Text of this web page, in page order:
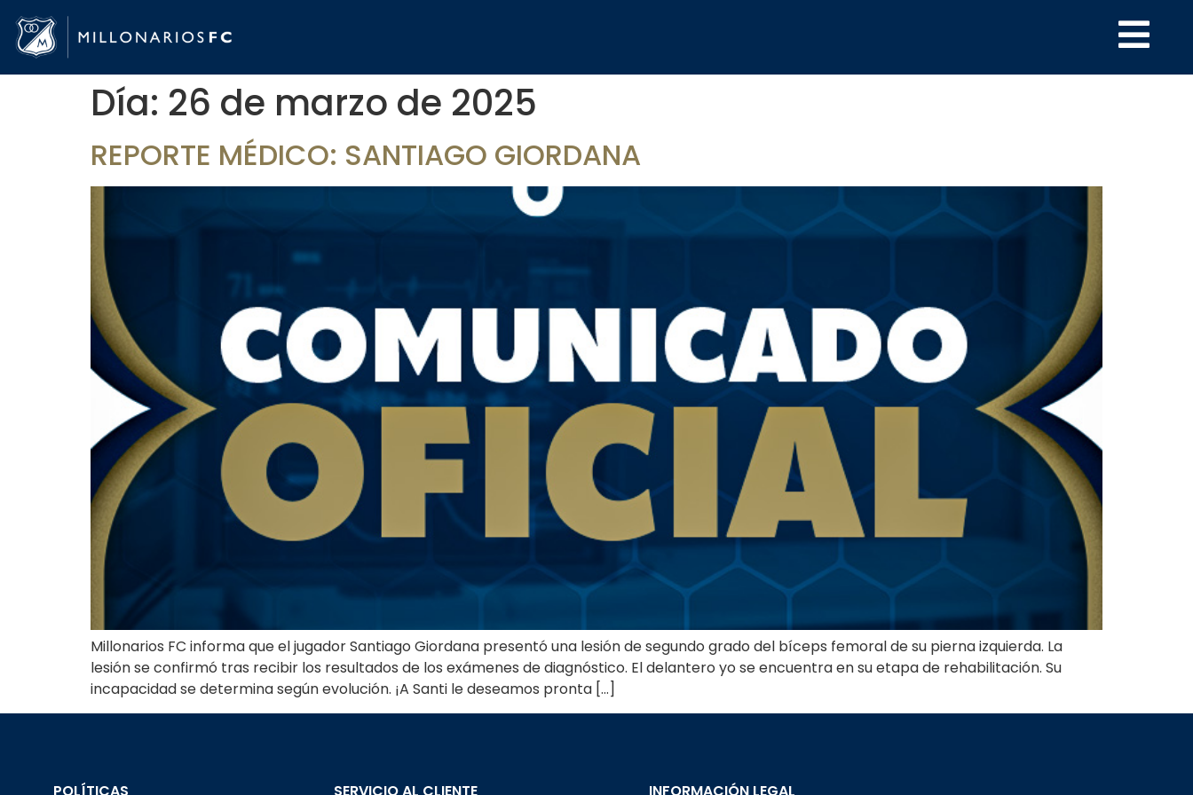
Día: 26 de marzo de 2025
REPORTE MÉDICO: SANTIAGO GIORDANA
Millonarios FC informa que el jugador Santiago Giordana presentó una lesión de segundo grado del bíceps femoral de su pierna izquierda. La
lesión se confirmó tras recibir los resultados de los exámenes de diagnóstico. El delantero yo se encuentra en su etapa de rehabilitación. Su
incapacidad se determina según evolución. ¡A Santi le deseamos pronta […]
POLÍTICAS SERVICIO AL CLIENTE INFORMACIÓN LEGAL